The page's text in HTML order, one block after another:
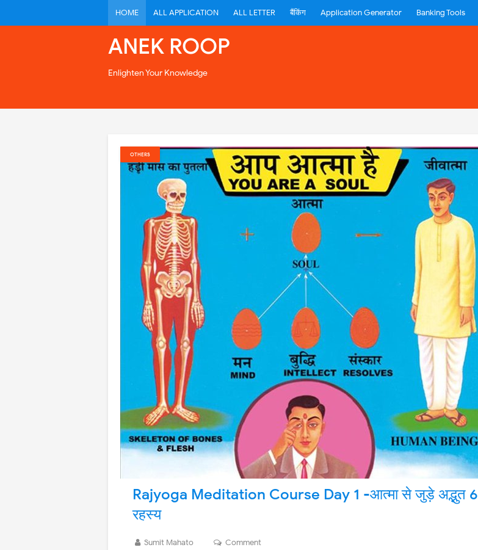
HOME ALL APPLICATION ALL LETTER बैंकिंग Application Generator Banking Tools
ANEK ROOP
Enlighten Your Knowledge
OTHERS
Rajyoga Meditation Course Day 1 -आत्मा से जुड़े अद्भुत 6
रहस्य
Sumit Mahato Comment